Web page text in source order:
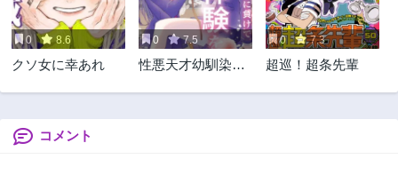
0 8.6
クソ女に幸あれ
0 7.5
性悪天才幼馴染と
る話
0 7.3
超巡！超条先輩
コメント